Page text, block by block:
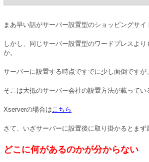
まあ早い話がサーバー設置型のショッピングサイ
しかし、同じサーバー設置型のワードプレスよ
か。
サーバーに設置する時点ですでに少し面倒ですが、
そこは大抵のサーバー会社の設置方法が載ってい
Xserverの場合は こちら
さて、いざサーバーに設置後に取り掛かるとまず
どこに何があるのかが分からない